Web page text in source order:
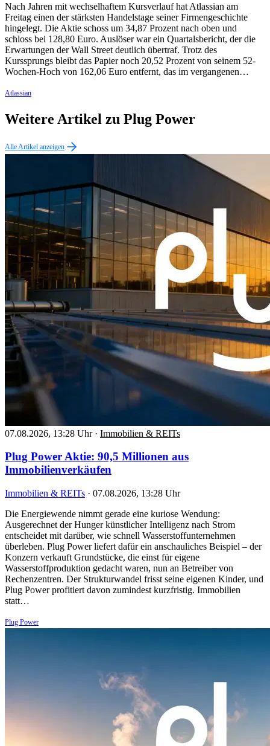
Nach Jahren mit wechselhaftem Kursverlauf hat Atlassian am
Freitag einen der stärksten Handelstage seiner Firmengeschichte
hingelegt. Die Aktie schoss um 34,87 Prozent nach oben und
schloss bei 128,80 Euro. Auslöser war ein Quartalsbericht, der die
Erwartungen der Wall Street deutlich übertraf. Trotz des
Kurssprungs bleibt das Papier noch 20,52 Prozent von seinem 52-
Wochen-Hoch von 162,06 Euro entfernt, das im vergangenen…
Atlassian
Weitere Artikel zu Plug Power
Alle Artikel anzeigen
07.08.2026, 13:28 Uhr · Immobilien & REITs
Plug Power Aktie: 90,5 Millionen aus
Immobilienverkäufen
Immobilien & REITs · 07.08.2026, 13:28 Uhr
Die Energiewende nimmt gerade eine kuriose Wendung:
Ausgerechnet der Hunger künstlicher Intelligenz nach Strom
entscheidet mit darüber, wie schnell Wasserstoffunternehmen
überleben. Plug Power liefert dafür ein anschauliches Beispiel – der
Konzern verkauft Grundstücke, die einst für eigene
Wasserstoffproduktion gedacht waren, nun an Betreiber von
Rechenzentren. Der Strukturwandel frisst seine eigenen Kinder, und
Plug Power profitiert davon zumindest kurzfristig. Immobilien
statt…
Plug Power